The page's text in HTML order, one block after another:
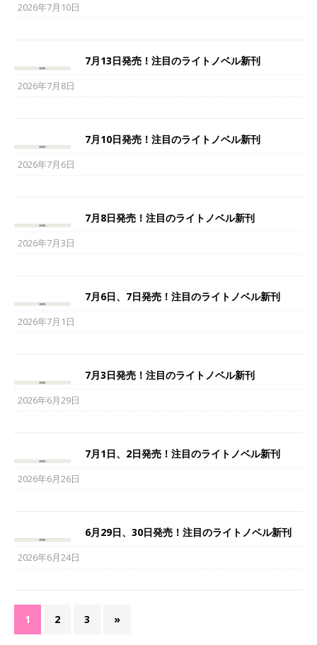
2026年7月10日
7月13日発売！注目のライトノベル新刊
2026年7月8日
7月10日発売！注目のライトノベル新刊
2026年7月6日
7月8日発売！注目のライトノベル新刊
2026年7月3日
7月6日、7日発売！注目のライトノベル新刊
2026年7月1日
7月3日発売！注目のライトノベル新刊
2026年6月29日
7月1日、2日発売！注目のライトノベル新刊
2026年6月26日
6月29日、30日発売！注目のライトノベル新刊
2026年6月24日
1 2 3 »